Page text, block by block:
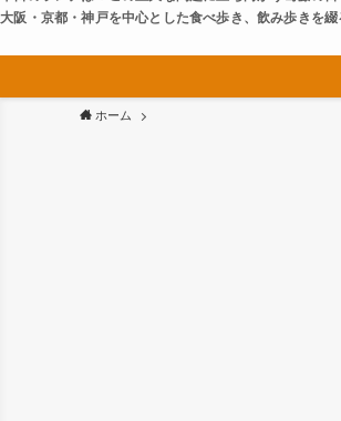
大阪・京都・神戸を中心とした食べ歩き、飲み歩きを綴
ホーム